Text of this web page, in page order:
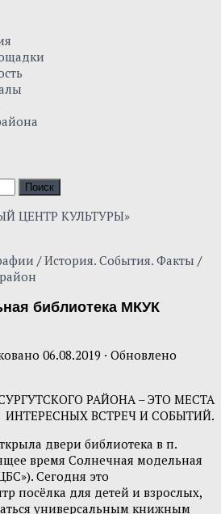
/ История. События. Факты /
библиотека МКУК
06.08.2019 · Обновлено
РАЙОНА – ЭТО МЕСТА
ИНТЕРЕСНЫХ ВСТРЕЧ И СОБЫТИЙ.
двери библиотека в п.
время Солнечная модельная
Сегодня это
посёлка для детей и взрослых,
универсальным книжным